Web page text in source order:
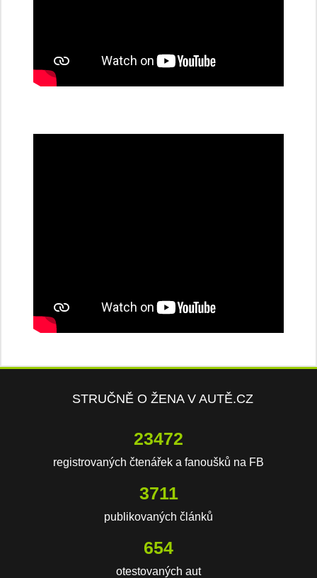
STRUČNĚ O ŽENA V AUTĚ.CZ
23472
registrovaných čtenářek a fanoušků na FB
3711
publikovaných článků
654
otestovaných aut